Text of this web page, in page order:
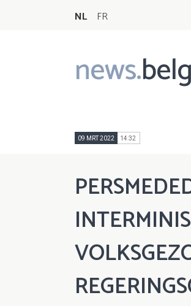
NL FR
news.
Main
navigation
09 MRT 2022 14:32